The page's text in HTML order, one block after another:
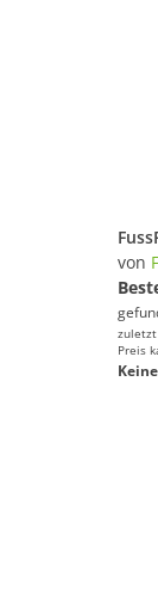
von
Preis